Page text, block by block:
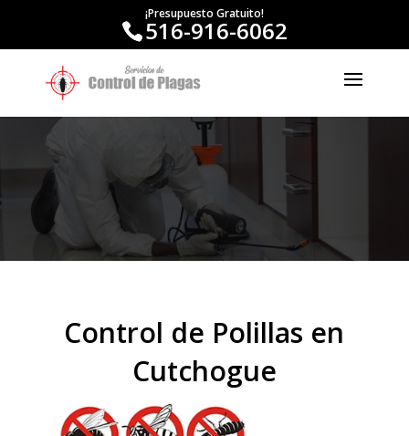
¡Presupuesto Gratuito!
516-916-6062
Control de Polillas en
Cutchogue